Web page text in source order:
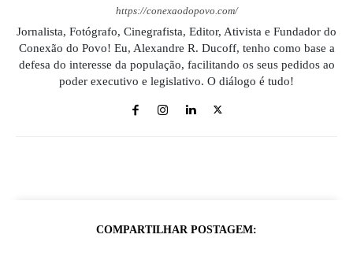
https://conexaodopovo.com/
Jornalista, Fotógrafo, Cinegrafista, Editor, Ativista e Fundador do
Conexão do Povo! Eu, Alexandre R. Ducoff, tenho como base a
defesa do interesse da população, facilitando os seus pedidos ao
poder executivo e legislativo. O diálogo é tudo!
COMPARTILHAR POSTAGEM: